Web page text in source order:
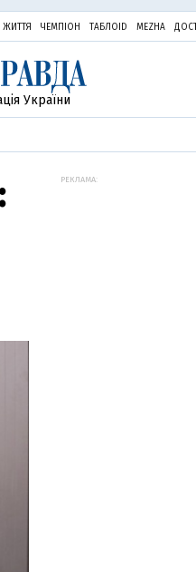
ЖИТТЯ ЧЕМПІОН ТАБЛОID MEZHA
України
РЕКЛАМА: